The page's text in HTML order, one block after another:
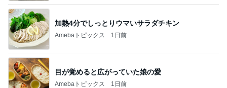
加熱4分でしっとりウマいサラダチキン
Amebaトピックス 1日前
目が覚めると広がっていた娘の愛
Amebaトピックス 1日前